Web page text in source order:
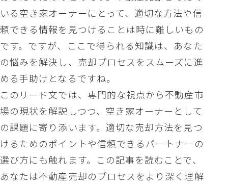
いる空き家オーナーにとって、適切な方法や信
頼できる情報を見つけることは時に難しいもの
です。ですが、ここで得られる知識は、あなた
の悩みを解決し、売却プロセスをスムーズに進
める手助けとなるですね。
このリード文では、専門的な視点から不動産市
場の現状を解説しつつ、空き家オーナーとして
の課題に寄り添います。適切な売却方法を見つ
けるためのポイントや信頼できるパートナーの
選び方にも触れます。この記事を読むことで、
あなたは不動産売却のプロセスをより深く理解